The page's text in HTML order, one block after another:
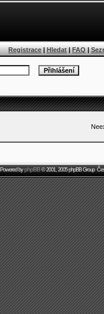
Registrace|Hledat|FAQ|
Powered byphpBB© 2001, 2005 phpBB Group